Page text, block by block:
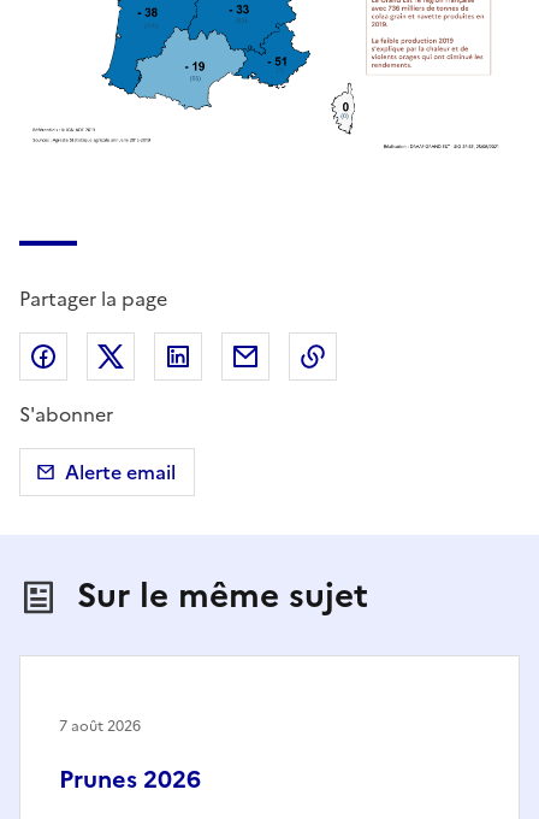
Partager la page
Partager sur Facebook
Partager sur X (anciennement Twitter)
Partager sur LinkedIn
Partager par email
S'abonner
Alerte email
Sur le même sujet
Prunes 2026
7 août 2026